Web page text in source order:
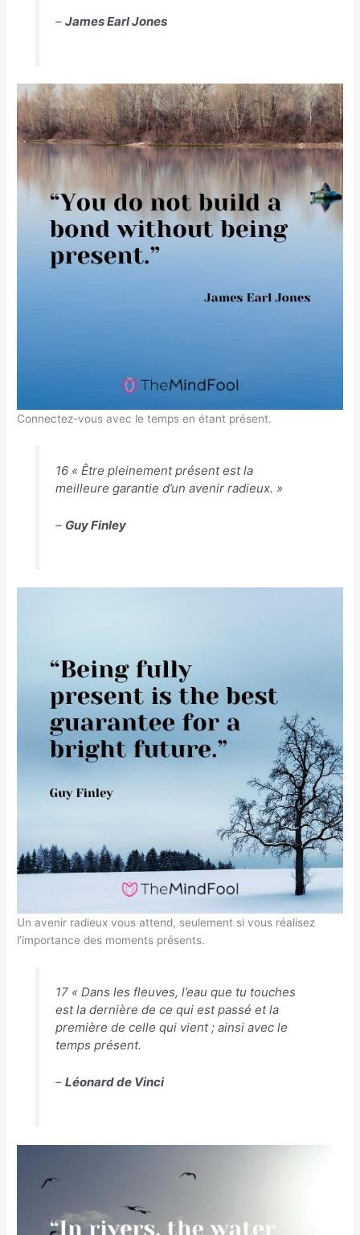
– James Earl Jones
Connectez-vous avec le temps en étant présent.
16 « Être pleinement présent est la
meilleure garantie d’un avenir radieux. »
– Guy Finley
Un avenir radieux vous attend, seulement si vous réalisez
l’importance des moments présents.
17 « Dans les fleuves, l’eau que tu touches
est la dernière de ce qui est passé et la
première de celle qui vient ; ainsi avec le
temps présent.
– Léonard de Vinci